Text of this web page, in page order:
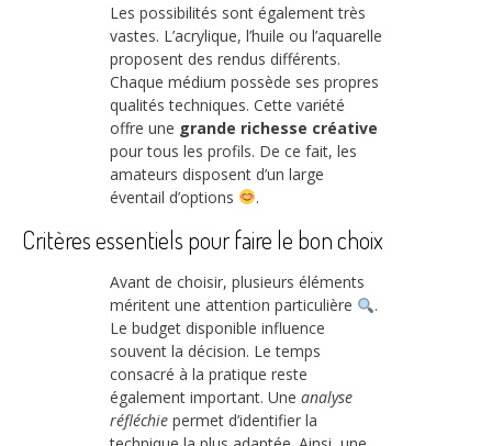
Les possibilités sont également très
vastes. L’acrylique, l’huile ou l’aquarelle
proposent des rendus différents.
Chaque médium possède ses propres
qualités techniques. Cette variété
offre une grande richesse créative
pour tous les profils. De ce fait, les
amateurs disposent d’un large
éventail d’options
.
Critères essentiels pour faire le bon choix
Avant de choisir, plusieurs éléments
méritent une attention particulière
.
Le budget disponible influence
souvent la décision. Le temps
consacré à la pratique reste
également important. Une analyse
réfléchie permet d’identifier la